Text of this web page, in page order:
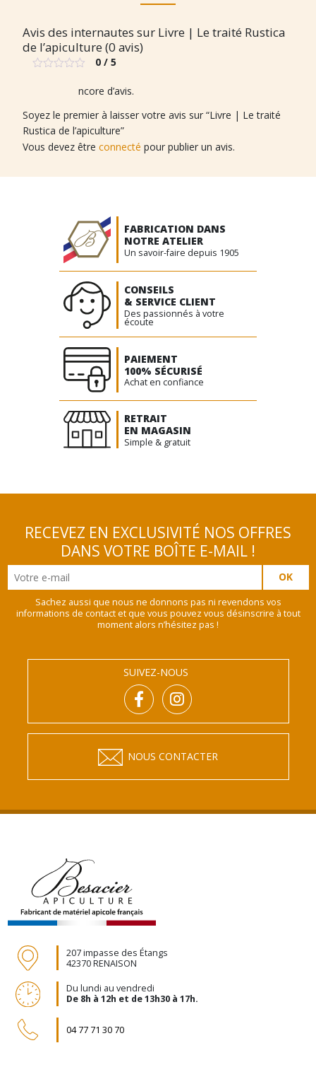
Avis des internautes sur Livre | Le traité Rustica
de l’apiculture (0 avis)
0 / 5
Il n’y a pas encore d’avis.
Soyez le premier à laisser votre avis sur “Livre | Le traité
Rustica de l’apiculture”
Vous devez être connecté pour publier un avis.
FABRICATION DANS
NOTRE ATELIER
Un savoir-faire depuis 1905
CONSEILS
& SERVICE CLIENT
Des passionnés à votre
écoute
PAIEMENT
100% SÉCURISÉ
Achat en confiance
RETRAIT
EN MAGASIN
Simple & gratuit
RECEVEZ EN EXCLUSIVITÉ NOS OFFRES
DANS VOTRE BOÎTE E-MAIL !
Sachez aussi que nous ne donnons pas ni revendons vos
informations de contact et que vous pouvez vous désinscrire à tout
moment alors n’hésitez pas !
SUIVEZ-NOUS
NOUS CONTACTER
207 impasse des Étangs
42370 RENAISON
Du lundi au vendredi
De 8h à 12h et de 13h30 à 17h.
04 77 71 30 70